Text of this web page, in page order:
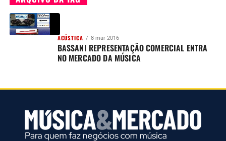
ACÚSTICA 8 mar 2016
BASSANI REPRESENTAÇÃO COMERCIAL ENTRA
NO MERCADO DA MÚSICA